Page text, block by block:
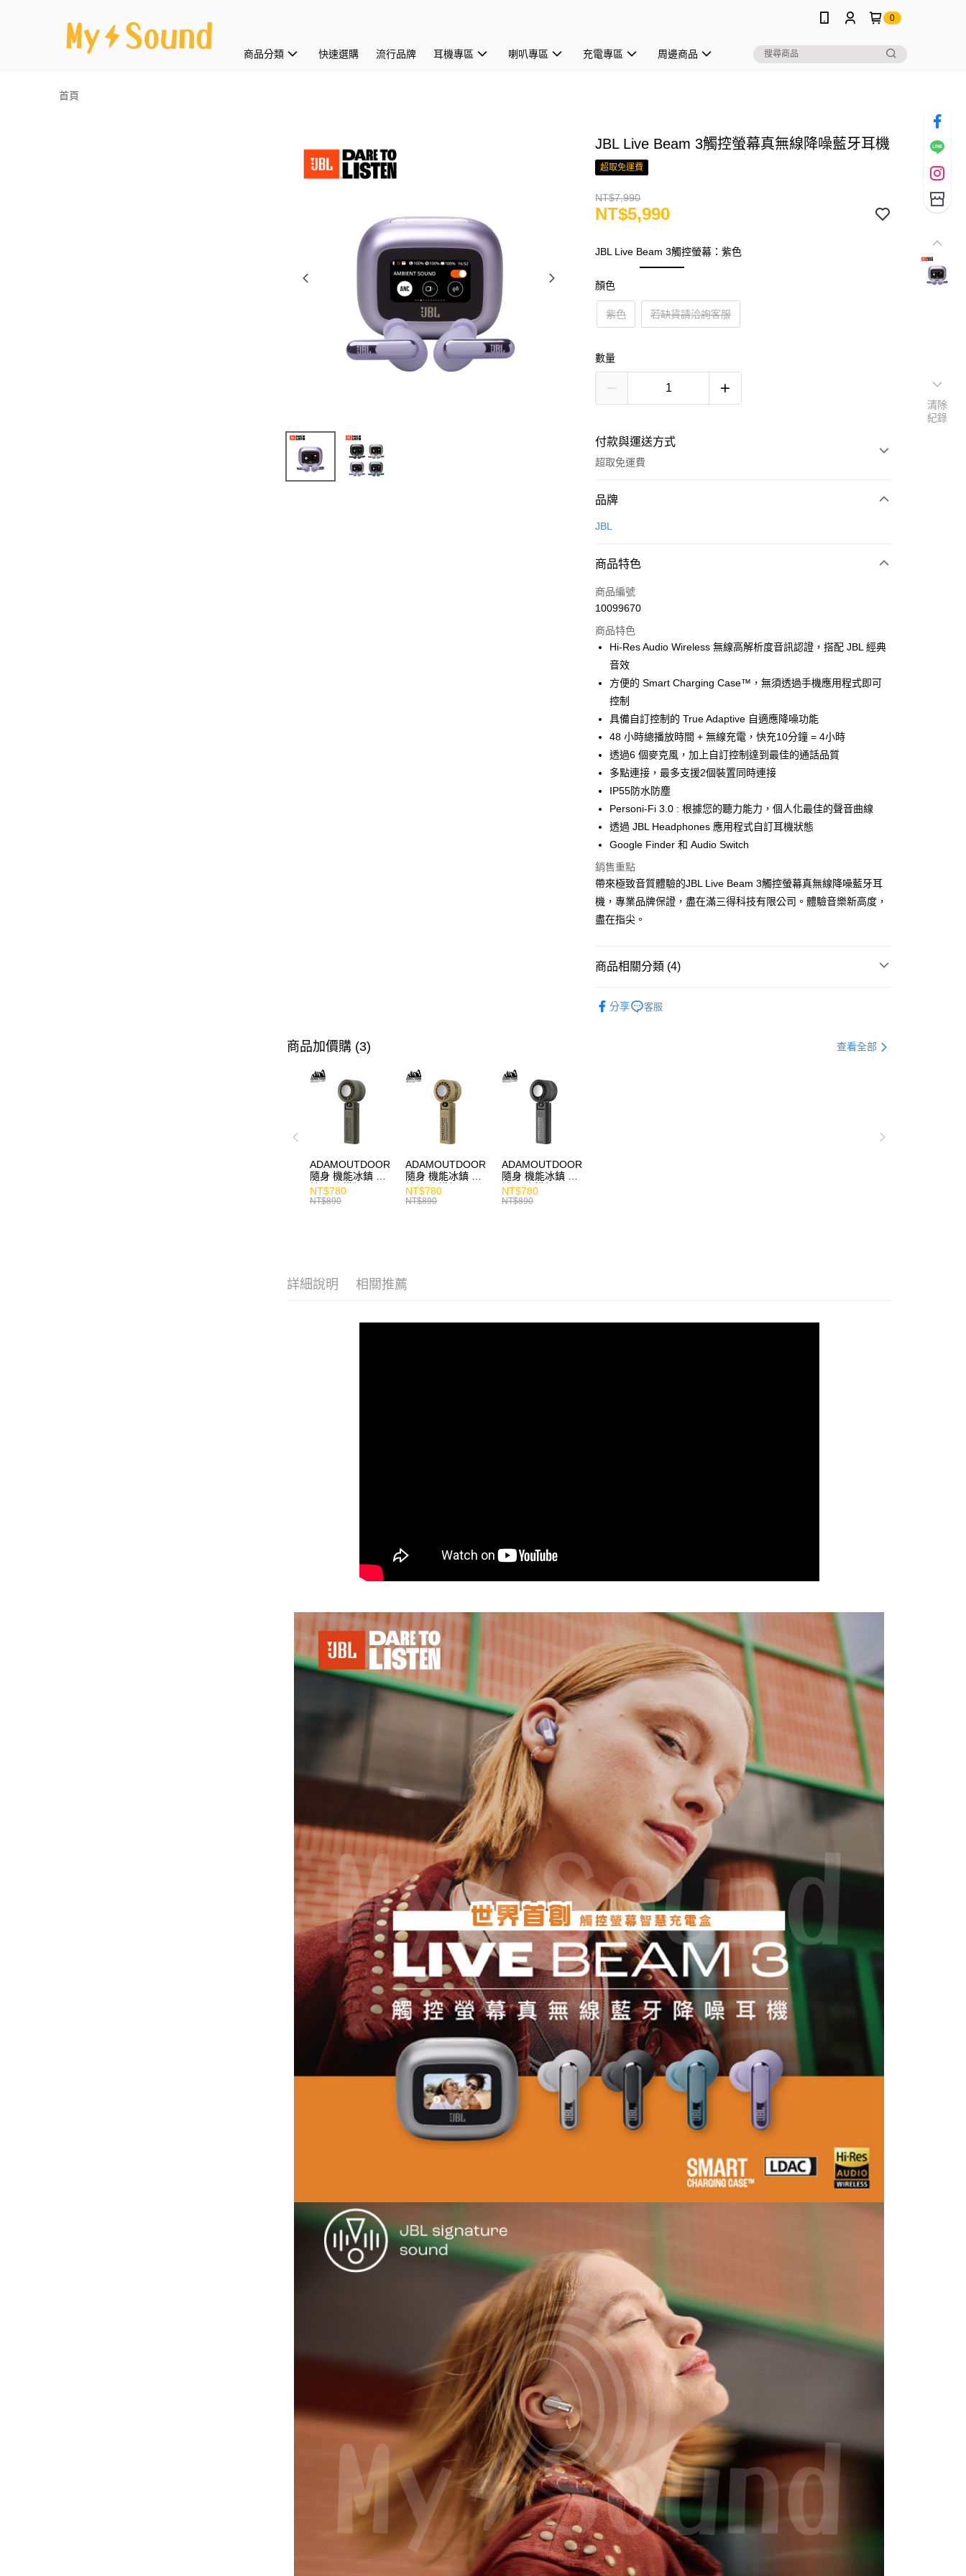
0
商品分類 快速選購 流行品牌 耳機專區 喇叭專區 充電專區 周邊商品
首頁
JBL Live Beam 3觸控螢幕真無線降噪藍牙耳機
超取免運費
NT$7,990
NT$5,990
JBL Live Beam 3觸控螢幕：紫色
顏色
紫色 若缺貨請洽詢客服
數量
付款與運送方式
超取免運費
付款方式
信用卡一次付款
街口支付
悠遊付
ATM付款
運送方式
付款後全家取貨
免運費
付款後7-11取貨
免運費
宅配
每筆NT$130，滿NT$399(含以上)免運費
品牌
JBL
商品特色
商品編號
10099670
商品特色
Hi-Res Audio Wireless 無線高解析度音訊認證，搭配 JBL 經典
音效
方便的 Smart Charging Case™，無須透過手機應用程式即可
控制
具備自訂控制的 True Adaptive 自適應降噪功能
48 小時總播放時間 + 無線充電，快充10分鐘 = 4小時
透過6 個麥克風，加上自訂控制達到最佳的通話品質
多點連接，最多支援2個裝置同時連接
IP55防水防塵
Personi-Fi 3.0 : 根據您的聽力能力，個人化最佳的聲音曲線
透過 JBL Headphones 應用程式自訂耳機狀態
Google Finder 和 Audio Switch
銷售重點
帶來極致音質體驗的JBL Live Beam 3觸控螢幕真無線降噪藍牙耳
機，專業品牌保證，盡在滿三得科技有限公司。體驗音樂新高度，
盡在指尖。
商品相關分類 (4)
分享 客服
商品加價購 (3) 查看全部
ADAMOUTDOOR
隨身 機能冰鎮 手
持風扇 掛繩
NT$780
NT$890
ADAMOUTDOOR
隨身 機能冰鎮 手
持風扇 掛繩
NT$780
NT$890
ADAMOUTDOOR
隨身 機能冰鎮 手
持風扇 掛繩
NT$780
NT$890
詳細說明 相關推薦
清除
紀錄